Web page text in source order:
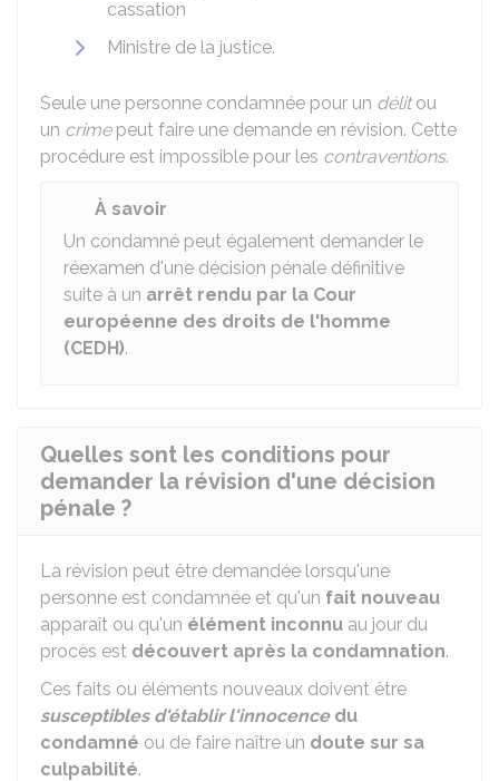
cassation
Ministre de la justice.
Seule une personne condamnée pour un délitou
un crimepeut faire une demande en révision. Cette
procédure est impossible pour les contraventions.
À savoir
Un condamné peut également demander le
réexamen d'une décision pénale définitive
suite à un arrêt rendu par la Cour
européenne des droits de l'homme
(CEDH).
Quelles sont les conditions pour
demander la révision d'une décision
pénale ?
La révision peut être demandée lorsqu'une
personne est condamnée et qu'un fait nouveau
apparaît ou qu'un élément inconnu au jour du
procès est découvert après la condamnation.
Ces faits ou éléments nouveaux doivent être
susceptibles d'établir l'innocencedu
condamné ou de faire naître un doute sur sa
culpabilité.